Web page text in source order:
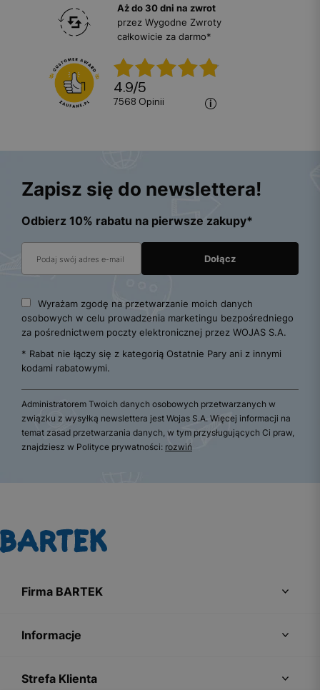
Aż do 30 dni na zwrot
przez Wygodne Zwroty
całkowicie za darmo*
4.9/5
7568 opinii
Zapisz się do newslettera!
Odbierz 10% rabatu na pierwsze zakupy*
Wyrażam zgodę na przetwarzanie moich danych
osobowych w celu prowadzenia marketingu bezpośredniego
za pośrednictwem poczty elektronicznej przez WOJAS S.A.
* Rabat nie łączy się z kategorią Ostatnie Pary ani z innymi
kodami rabatowymi.
Administratorem Twoich danych osobowych przetwarzanych w
związku z wysyłką newslettera jest Wojas S.A. Więcej informacji na
temat zasad przetwarzania danych, w tym przysługujących Ci praw,
znajdziesz w Polityce prywatności: rozwiń
Firma BARTEK
Informacje
Strefa Klienta